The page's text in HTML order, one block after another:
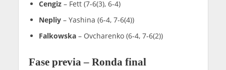
Cengiz– Fett (7-6(3), 6-4)
Nepliy– Yashina (6-4, 7-6(4))
Falkowska– Ovcharenko (6-4, 7-6(2))
Fase previa – Ronda final